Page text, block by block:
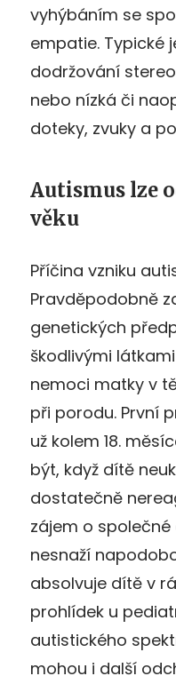
vyhýbáním se
empatie. Typické
dodržování
nebo nízká či
doteky, zvuky a
Autismus lze
věku
Příčina vzniku
Pravděpodobně
genetických
škodlivými
nemoci matky v
při porodu. První
už kolem 18.
být, když dítě
dostatečně
zájem o
nesnaží
absolvuje dítě v
prohlídek u
autistického
mohou i další